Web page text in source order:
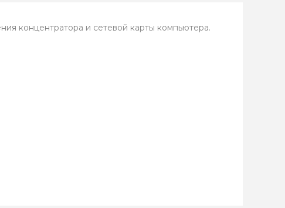
концентратора и сетевой карты компьютера.